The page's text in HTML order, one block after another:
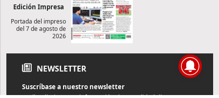
Edición Impresa
Portada del impreso
del 7 de agosto de
2026
NEWSLETTER
Suscríbase a nuestro newsletter